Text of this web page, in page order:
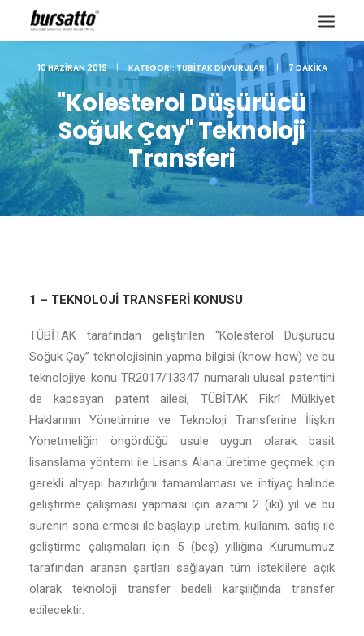
Site içi arama
10 HAZIRAN 2019 | KATEGORI:TÜBITAK DUYURULARI | 7 DAKIKA
"Kolesterol Düşürücü
Soğuk Çay" Teknoloji
Transferi
1 – TEKNOLOJİ TRANSFERİ KONUSU
TÜBİTAK tarafından geliştirilen “Kolesterol Düşürücü
Soğuk Çay” teknolojisinin yapma bilgisi (know-how) ve bu
teknolojiye konu TR2017/13347 numaralı ulusal patentini
de kapsayan patent ailesi, TÜBİTAK Fikrî Mülkiyet
Haklarının Yönetimine ve Teknoloji Transferine İlişkin
Yönetmeliğin öngördüğü usule uygun olarak basit
lisanslama yöntemi ile Lisans Alana üretime geçmek için
gerekli altyapı hazırlığını tamamlaması ve ihtiyaç halinde
geliştirme çalışması yapması için azami 2 (iki) yıl ve bu
sürenin sona ermesi ile başlayıp üretim, kullanım, satış ile
geliştirme çalışmaları için 5 (beş) yıllığına Kurumumuz
tarafından aranan şartları sağlayan tüm isteklilere açık
olarak teknoloji transfer bedeli karşılığında transfer
edilecektir.